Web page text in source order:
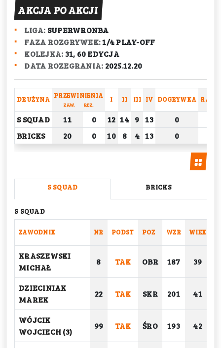
AKCJA PO AKCJI
LIGA: SUPERWRONBA
FAZA ROZGRYWEK:1/4 PLAY-OFF
KOLEJKA:31, 60 EDYCJA
DATA ROZEGRANIA: 2025.12.20
DRUŻYNA PRZEWINIENIA
ZAW. REZ.
I II III IV DOGRYWKA
S SQUAD 11 0 12 14 9 13 0
BRICKS
20 0 10 8 4 13 0
S SQUAD BRICKS
S SQUAD
ZAWODNIK NR PODST POZ WZR WIEK
KRASZEWSKI
MICHAŁ
8 TAK OBR 187 39
DZIECINIAK
MAREK
22 TAK SKR 201 41
WÓJCIK
WOJCIECH (3)
99 TAK ŚRO 193 42